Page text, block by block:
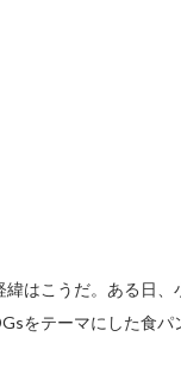
はこうだ。ある日
をテーマにした食パ